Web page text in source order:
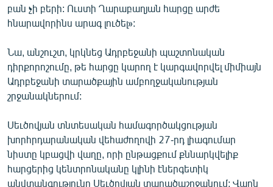
ՁԳՏԵԼՈՎ ԼԱՎԱԳՈՒՅՆԻՆ
ՓՈԴՔԱՍԹ
Հայերեն
English
ՀԵՏԵՎԵՔ ՄԵԶ
բան չի բերի: Ուստի Ղարաբաղյան հարցը արժե
հնարավորինս արագ լուծել»:
Նա, անշուշտ, կրկնեց Ադրբեջանի պաշտոնական
դիրքորոշումը, թե հարցը կարող է կարգավորվել միմիայն
Ադրբեջանի տարածքային ամբողջականության
շրջանակներում:
Սեւծովյան տնտեսական համագործակցության
խորհրդարանական վեհաժողովի 27-րդ լիագումար
նիստը կբացվի վաղը, որի ընթացքում քննարկվելիք
հարցերից կենտրոնականը կլինի էներգետիկ
անվտանգությունը Սեւծովյան տարածաշրջանում: Վաղն